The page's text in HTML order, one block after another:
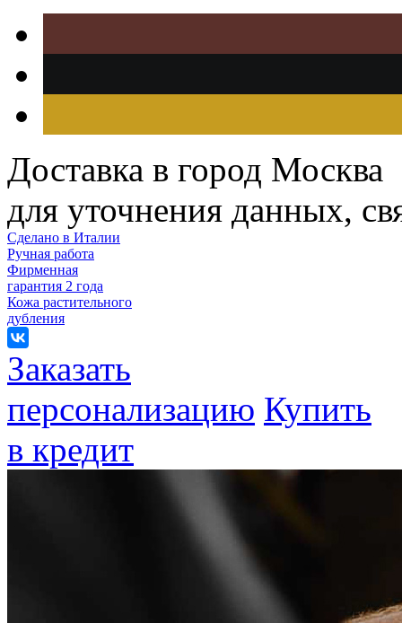
Доставка в город Москва
для уточнения данных,
Сделано в Италии
Ручная работа
Фирменная
гарантия 2 года
Кожа растительного
дубления
Заказать
персонализацию Купить
в кредит